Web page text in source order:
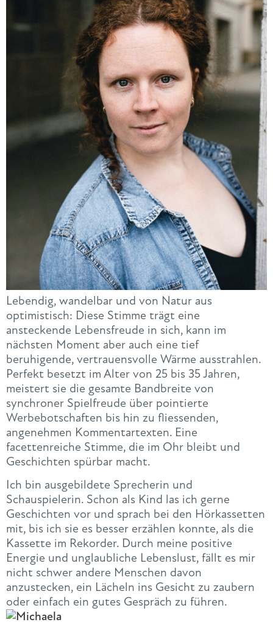
Lebendig, wandelbar und von Natur aus
optimistisch: Diese Stimme trägt eine
ansteckende Lebensfreude in sich, kann im
nächsten Moment aber auch eine tief
beruhigende, vertrauensvolle Wärme ausstrahlen.
Perfekt besetzt im Alter von 25 bis 35 Jahren,
meistert sie die gesamte Bandbreite von
synchroner Spielfreude über pointierte
Werbebotschaften bis hin zu fliessenden,
angenehmen Kommentartexten. Eine
facettenreiche Stimme, die im Ohr bleibt und
Geschichten spürbar macht.
Ich bin ausgebildete Sprecherin und
Schauspielerin. Schon als Kind las ich gerne
Geschichten vor und sprach bei den Hörkassetten
mit, bis ich sie es besser erzählen konnte, als die
Kassette im Rekorder. Durch meine positive
Energie und unglaubliche Lebenslust, fällt es mir
nicht schwer andere Menschen davon
anzustecken, ein Lächeln ins Gesicht zu zaubern
oder einfach ein gutes Gespräch zu führen.